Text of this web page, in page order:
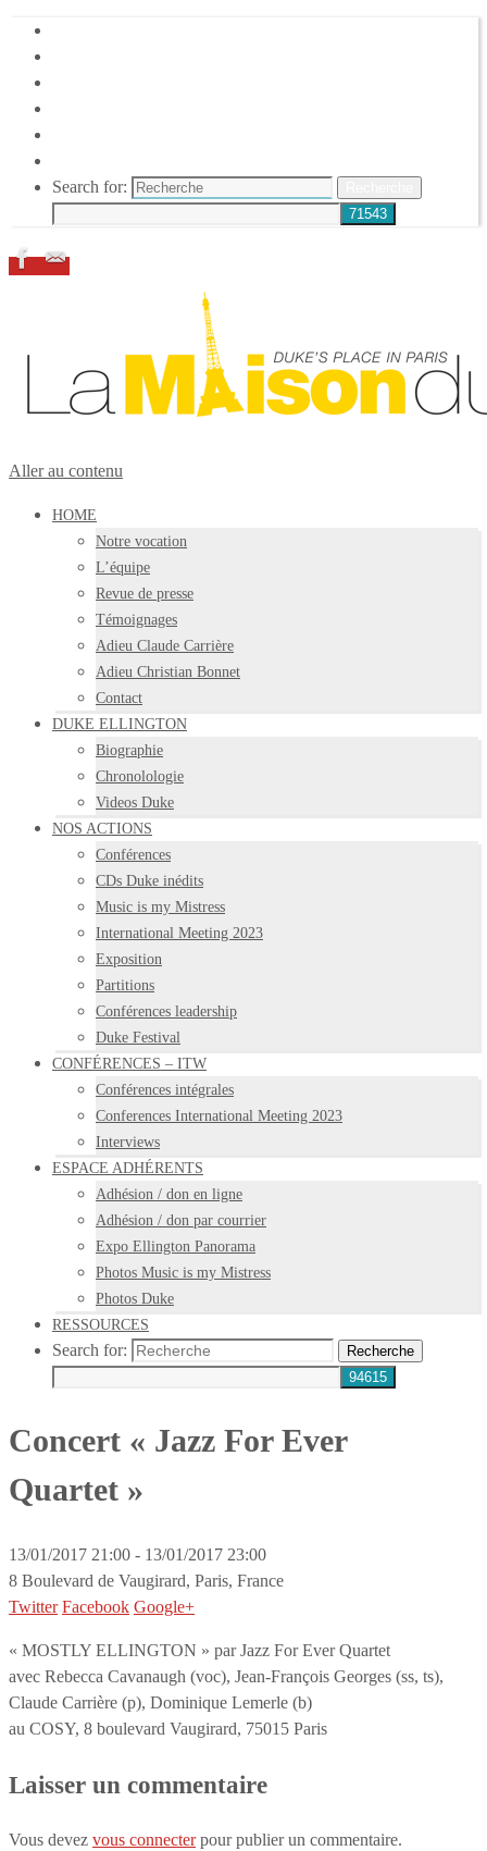
Search for:
Aller au contenu
HOME
Notre vocation
L’équipe
Revue de presse
Témoignages
Adieu Claude Carrière
Adieu Christian Bonnet
Contact
DUKE ELLINGTON
Biographie
Chronolologie
Videos Duke
NOS ACTIONS
Conférences
CDs Duke inédits
Music is my Mistress
International Meeting 2023
Exposition
Partitions
Conférences leadership
Duke Festival
CONFÉRENCES – ITW
Conférences intégrales
Conferences International Meeting 2023
Interviews
ESPACE ADHÉRENTS
Adhésion / don en ligne
Adhésion / don par courrier
Expo Ellington Panorama
Photos Music is my Mistress
Photos Duke
RESSOURCES
Search for: Recherche
Concert « Jazz For Ever
Quartet »
13/01/2017 21:00 - 13/01/2017 23:00
8 Boulevard de Vaugirard, Paris, France
Twitter Facebook Google+
« MOSTLY ELLINGTON » par Jazz For Ever Quartet
avec Rebecca Cavanaugh (voc), Jean-François Georges (ss, ts),
Claude Carrière (p), Dominique Lemerle (b)
au COSY, 8 boulevard Vaugirard, 75015 Paris
Laisser un commentaire
Vous devez vous connecterpour publier un commentaire.